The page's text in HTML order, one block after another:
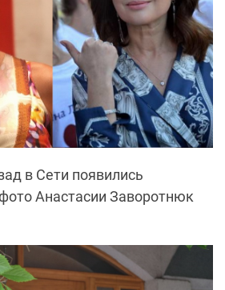
в Сети появились
Анастасии Заворотнюк